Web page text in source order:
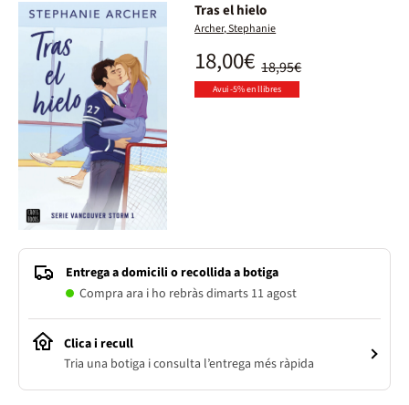
Tras el hielo
Archer, Stephanie
18,95€
18,00€
Avui -5% en llibres
Entrega a domicili o recollida a botiga
Compra ara i ho rebràs dimarts 11 agost
Clica i recull
Tria una botiga i consulta l’entrega més ràpida